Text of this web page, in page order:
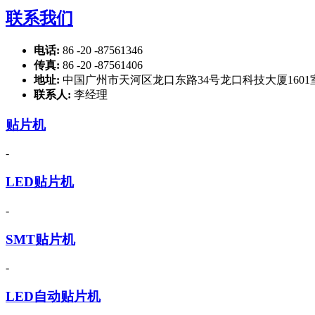
联系我们
电话: 86 -20 -87561346
传真: 86 -20 -87561406
地址: 中国广州市天河区龙口东路34号龙口科技大厦1601
联系人: 李经理
贴片机
-
LED贴片机
-
SMT贴片机
-
LED自动贴片机